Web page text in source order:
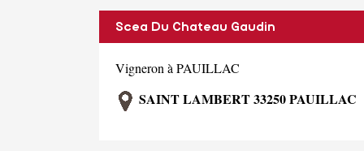
Scea Du Chateau Gaudin
Vigneron à PAUILLAC
SAINT LAMBERT 33250 PAUILLAC